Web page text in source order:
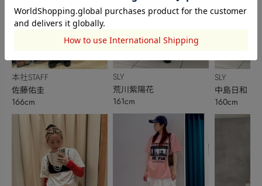
本社STAFF
佐藤佑圭
166cm
SLY
荒川紫陽花
161cm
SLY
中島日和
160cm